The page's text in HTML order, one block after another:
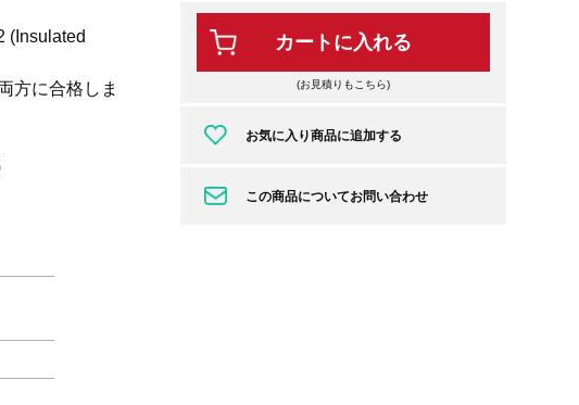
(Insulated
方に合格しま
カートに入れる
(お見積りもこちら)
お気に入り商品に追加する
この商品についてお問い合わせ